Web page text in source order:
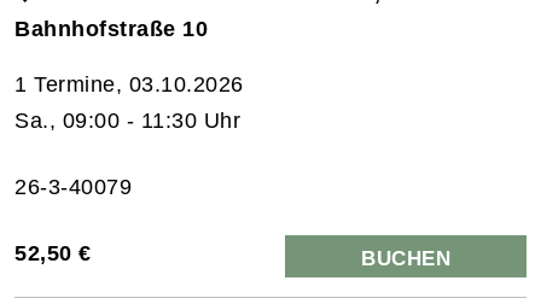
Bahnhofstraße 10
1 Termine, 03.10.2026
Sa., 09:00 - 11:30 Uhr
26-3-40079
52,50 € BUCHEN